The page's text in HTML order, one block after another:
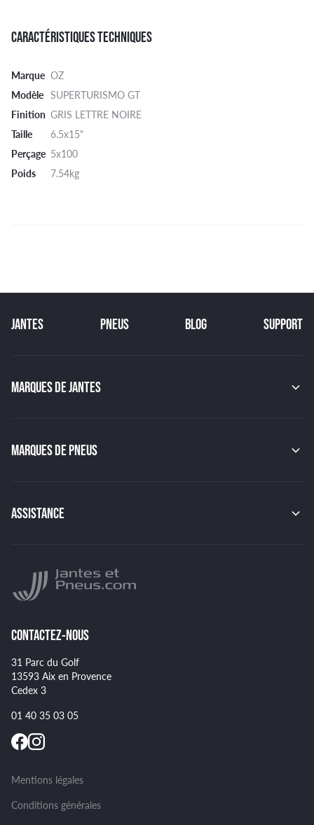
CARACTÉRISTIQUES TECHNIQUES
Marque OZ
Modèle SUPERTURISMO GT
Finition GRIS LETTRE NOIRE
Taille
6.5x15"
Perçage 5x100
Poids
7.54kg
JANTES PNEUS BLOG SUPPORT
MARQUES DE JANTES
GMP
JAPAN RACING
BBS
MARQUES DE PNEUS
PIRELLI
HANKOOK
GOODYEAR
ASSISTANCE
Montage et démontage de vos pneus
Spécificités pour certains pneus
CONTACTEZ-NOUS
31 Parc du Golf
13593 Aix en Provence
Cedex 3
01 40 35 03 05
Mentions légales
Conditions générales